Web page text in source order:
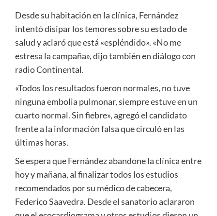
Desde su habitación en la clínica, Fernández
intentó disipar los temores sobre su estado de
salud y aclaró que está «espléndido». «No me
estresa la campaña», dijo también en diálogo con
radio Continental.
«Todos los resultados fueron normales, no tuve
ninguna embolia pulmonar, siempre estuve en un
cuarto normal. Sin fiebre», agregó el candidato
frente a la información falsa que circuló en las
últimas horas.
Se espera que Fernández abandone la clínica entre
hoy y mañana, al finalizar todos los estudios
recomendados por su médico de cabecera,
Federico Saavedra. Desde el sanatorio aclararon